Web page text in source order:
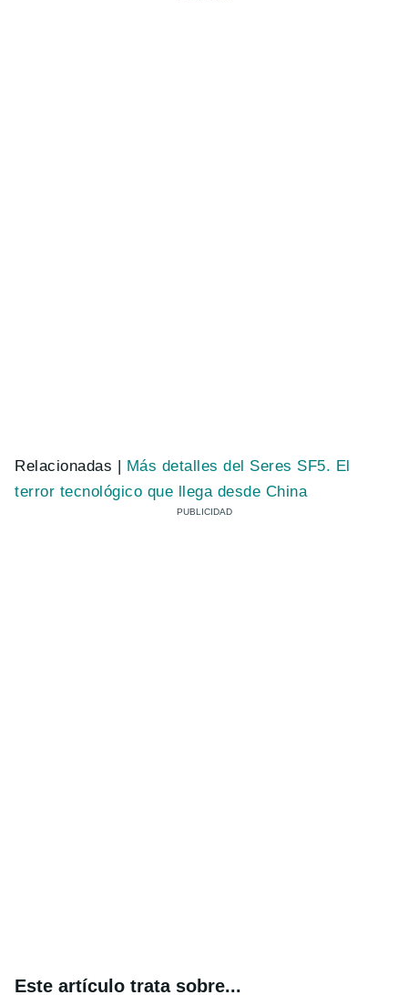
Relacionadas | Más detalles del Seres SF5. El
terror tecnológico que llega desde China
Este artículo trata sobre...